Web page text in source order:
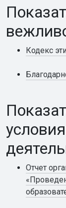
Кодекс
Отчет